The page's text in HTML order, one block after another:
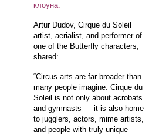
клоуна.
Artur Dudov, Cirque du Soleil
artist, aerialist, and performer of
one of the Butterfly characters,
shared:
“Circus arts are far broader than
many people imagine. Cirque du
Soleil is not only about acrobats
and gymnasts — it is also home
to jugglers, actors, mime artists,
and people with truly unique